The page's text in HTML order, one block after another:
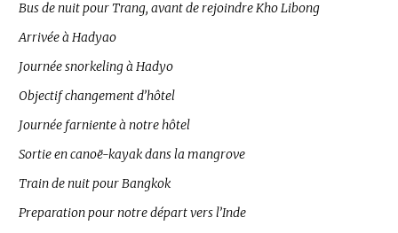
Bus de nuit pour Trang, avant de rejoindre Kho Libong
Arrivée à Hadyao
Journée snorkeling à Hadyo
Objectif changement d’hôtel
Journée farniente à notre hôtel
Sortie en canoë-kayak dans la mangrove
Train de nuit pour Bangkok
Preparation pour notre départ vers l’Inde